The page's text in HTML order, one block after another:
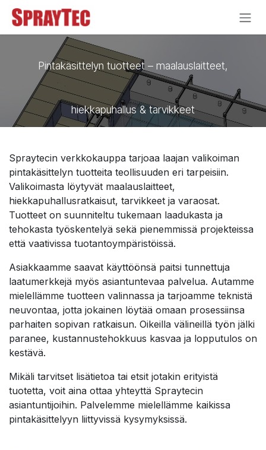
Siirry sisältöön
Pintakäsittelyn tuotteet – maalauslaitteet,
hiekkapuhallus & tarvikkeet
Spraytecin verkkokauppa tarjoaa laajan valikoiman
pintakäsittelyn tuotteita teollisuuden eri tarpeisiin.
Valikoimasta löytyvät maalauslaitteet,
hiekkapuhallusratkaisut, tarvikkeet ja varaosat.
Tuotteet on suunniteltu tukemaan laadukasta ja
tehokasta työskentelyä sekä pienemmissä projekteissa
että vaativissa tuotantoympäristöissä.
Asiakkaamme saavat käyttöönsä paitsi tunnettuja
laatumerkkejä myös asiantuntevaa palvelua. Autamme
mielellämme tuotteen valinnassa ja tarjoamme teknistä
neuvontaa, jotta jokainen löytää omaan prosessiinsa
parhaiten sopivan ratkaisun. Oikeilla välineillä työn jälki
paranee, kustannustehokkuus kasvaa ja lopputulos on
kestävä.
Mikäli tarvitset lisätietoa tai etsit jotakin erityistä
tuotetta, voit aina ottaa yhteyttä Spraytecin
asiantuntijoihin. Palvelemme mielellämme kaikissa
pintakäsittelyyn liittyvissä kysymyksissä.